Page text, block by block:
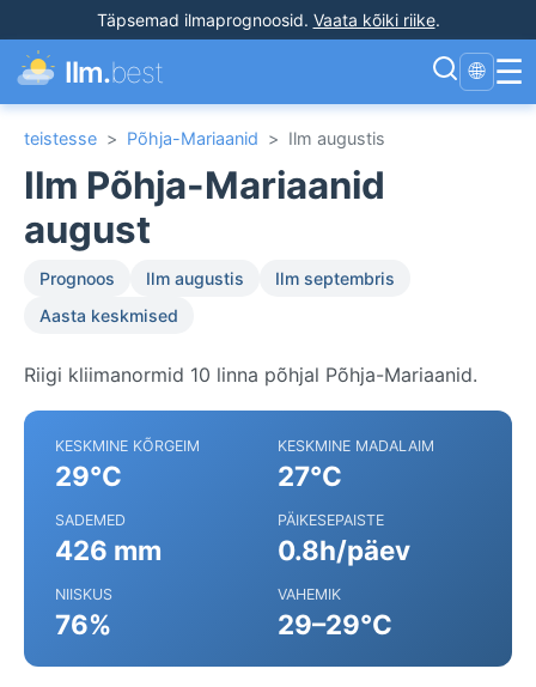
Täpsemad ilmaprognoosid. Vaata kõiki riike.
Ilm.best 🌐 ☰
teistesse > Põhja-Mariaanid > Ilm augustis
Ilm Põhja-Mariaanid
august
Prognoos Ilm augustis
Ilm septembris
Aasta keskmised
Riigi kliimanormid 10 linna põhjal Põhja-Mariaanid.
KESKMINE KÕRGEIM
29°C
KESKMINE MADALAIM
27°C
SADEMED
426 mm
PÄIKESEPAISTE
0.8h/päev
NIISKUS
76%
VAHEMIK
29–29°C